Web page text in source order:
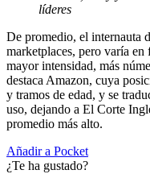
líderes
De promedio, el internauta
marketplaces, pero varía
mayor intensidad, más
destaca Amazon, cuya
y tramos de edad, y se
uso, dejando a El Corte
promedio más alto.
Añadir a Pocket
¿Te ha gustado?